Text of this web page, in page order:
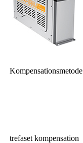
Kompensationsmetode
trefaset kompensation